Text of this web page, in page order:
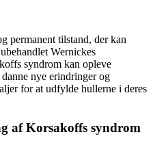
permanent tilstand, der kan
Wernickes
syndrom kan opleve
nye erindringer og
for at udfylde hullerne i deres
af Korsakoffs syndrom